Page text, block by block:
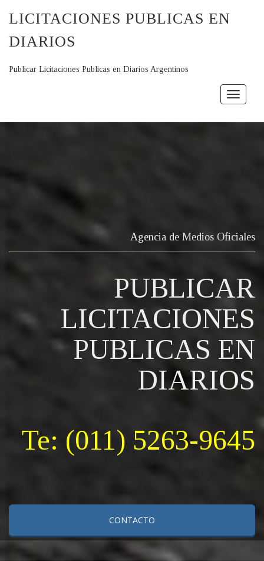
LICITACIONES PUBLICAS EN
DIARIOS
Publicar Licitaciones Publicas en Diarios Argentinos
Toggle
Agencia de Medios Oficiales
PUBLICAR
LICITACIONES
PUBLICAS EN
DIARIOS
Te: (011) 5263-9645
CONTACTO